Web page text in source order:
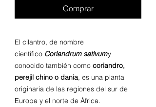
Comprar
El cilantro, de nombre
científico Coriandrum sativumy
conocido también como coriandro,
perejil chino o dania, es una planta
originaria de las regiones del sur de
Europa y el norte de África.